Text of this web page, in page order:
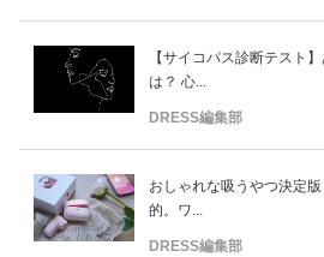
【サイコパス診断テスト
は？ 心...
DRESS編集部
おしゃれな吸うやつ決定
的。ワ...
DRESS編集部